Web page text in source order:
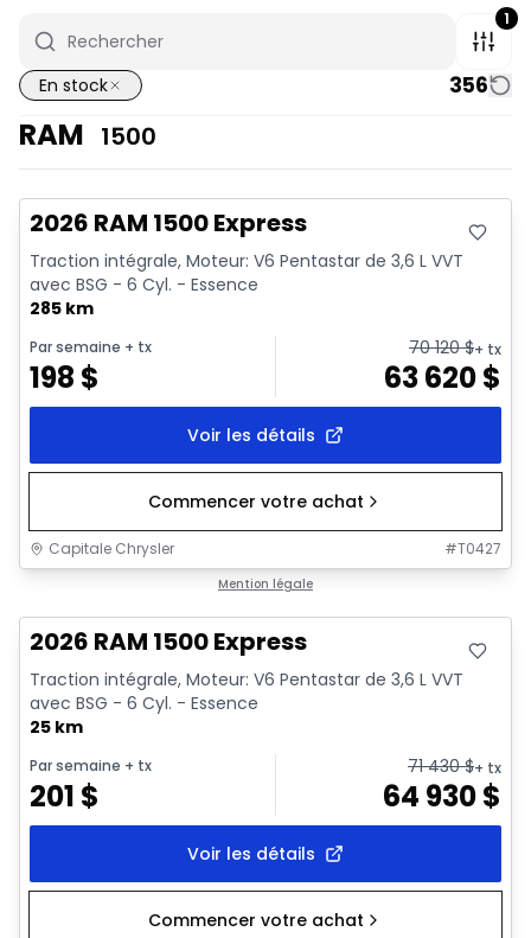
1
En stock 356
RAM 1500
En stock
2026 RAM 1500 Express
Traction intégrale, Moteur: V6 Pentastar de 3,6 L VVT
avec BSG - 6 Cyl. - Essence
285 km
Par semaine + tx
198 $
70 120$+ tx
63 620$
Voir les détails
Commencer votre achat
Capitale Chrysler #T0427
Mention légale
2026 RAM 1500 Express
Traction intégrale, Moteur: V6 Pentastar de 3,6 L VVT
avec BSG - 6 Cyl. - Essence
25 km
Par semaine + tx
201 $
71 430$+ tx
64 930$
Voir les détails
Commencer votre achat